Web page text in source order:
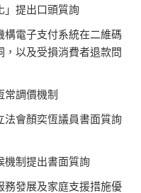
」提出口頭質詢
構電子支付系統在二維碼
以及受損消費者退款問
調價機制
法會顏奕恆議員書面質詢
機制提出書面質詢
務發展及家庭支援措施優